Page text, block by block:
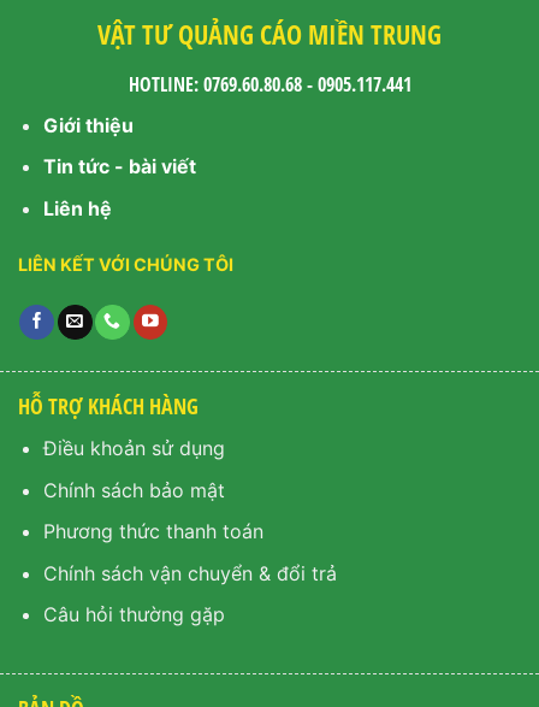
VẬT TƯ QUẢNG CÁO MIỀN TRUNG
HOTLINE: 0769.60.80.68 - 0905.117.441
Giới thiệu
Tin tức - bài viết
Liên hệ
LIÊN KẾT VỚI CHÚNG TÔI
HỖ TRỢ KHÁCH HÀNG
Điều khoản sử dụng
Chính sách bảo mật
Phương thức thanh toán
Chính sách vận chuyển & đổi trả
Câu hỏi thường gặp